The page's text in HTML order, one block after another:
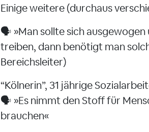
Einige weitere (durchaus
🗣️ »Man sollte sich
treiben, dann benötigt man
Bereichsleiter)
“Kölnerin”, 31 jährige
🗣️ »Es nimmt den Stoff für
brauchen«